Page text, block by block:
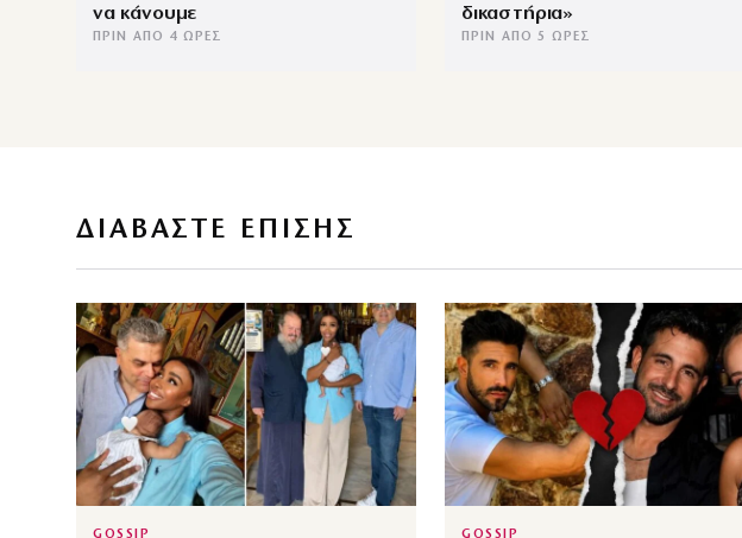
να κάνουμε
ΠΡΙΝ ΑΠΌ 4 ΏΡΕΣ
δικαστήρια»
ΠΡΙΝ ΑΠΌ 5 ΏΡΕΣ
ΔΙΑΒΑΣΤΕ ΕΠΙΣΗΣ